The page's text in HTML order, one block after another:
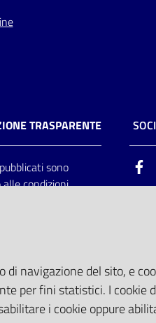
TRASPARENTE
sono
condizioni
navigazione del sito, e
per fini statistici. I cookie
i cookie oppure